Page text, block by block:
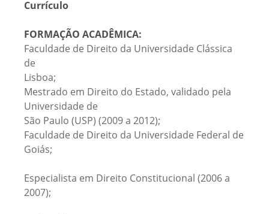
Currículo
FORMAÇÃO ACADÊMICA:
Faculdade de Direito da Universidade Clássica
de
Lisboa;
Mestrado em Direito do Estado, validado pela
Universidade de
São Paulo (USP) (2009 a 2012);
Faculdade de Direito da Universidade Federal de
Goiás;
Especialista em Direito Constitucional (2006 a
2007);